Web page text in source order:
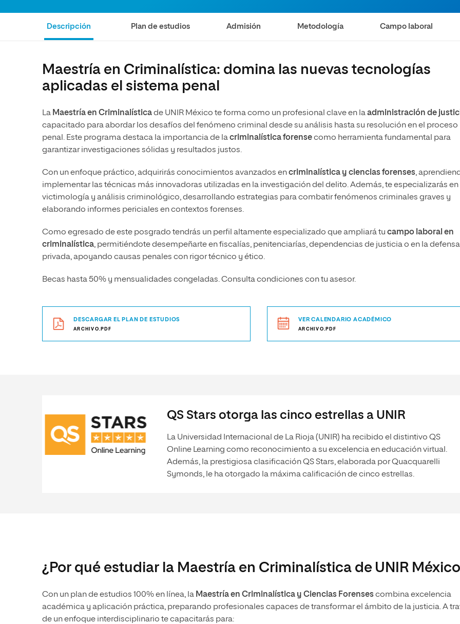
Ciencias Sociales
Ciencias de la Salud
Maestría Universitaria en Innovación Educativa
Artes
Música
Ciencias de la Salud
Humanidades
Administración de la Salud
Diseño
Descripción Plan de estudios Admisión Metodología Campo laboral
Maestría en Criminalística: domina las nuevas tecnologías
aplicadas el sistema penal
La Maestría en Criminalísticade UNIR México te forma como un profesional clave en laadministración de
capacitado para abordar los desafíos del fenómeno criminal desde su análisis hasta su resolución en el proceso
penal. Este programa destaca la importancia de lacriminalística forensecomo herramienta fundamental para
garantizar investigaciones sólidas y resultados justos.
Con un enfoque práctico, adquirirás conocimientos avanzados encriminalística y ciencias forenses,
implementar las técnicas más innovadoras utilizadas en la investigación del delito. Además, te especializarás en
victimología y análisis criminológico, desarrollando estrategias para combatir fenómenos criminales graves y
elaborando informes periciales en contextos forenses.
Como egresado de este posgrado tendrás un perfil altamente especializado que ampliará tu campo laboral en
criminalística, permitiéndote desempeñarte en fiscalías, penitenciarías, dependencias de justicia o en la defensa
privada, apoyando causas penales con rigor técnico y ético.
Becas hasta 50% y mensualidades congeladas. Consulta condiciones con tu asesor.
DESCARGAR EL PLAN DE ESTUDIOS
ARCHIVO.PDF
VER CALENDARIO ACADÉMICO
ARCHIVO.PDF
QS Stars otorga las cinco estrellas a UNIR
La Universidad Internacional de La Rioja (UNIR) ha recibido el distintivo QS
Online Learning como reconocimiento a su excelencia en educación virtual.
Además, la prestigiosa clasificación QS Stars, elaborada por Quacquarelli
Symonds, le ha otorgado la máxima calificación de cinco estrellas.
¿Por qué estudiar la Maestría en Criminalística de UNIR
Con un plan de estudios 100% en línea, la Maestría en Criminalística y Ciencias Forensescombina excelencia
académica y aplicación práctica, preparando profesionales capaces de transformar el ámbito de la justicia. A
de un enfoque interdisciplinario te capacitarás para: